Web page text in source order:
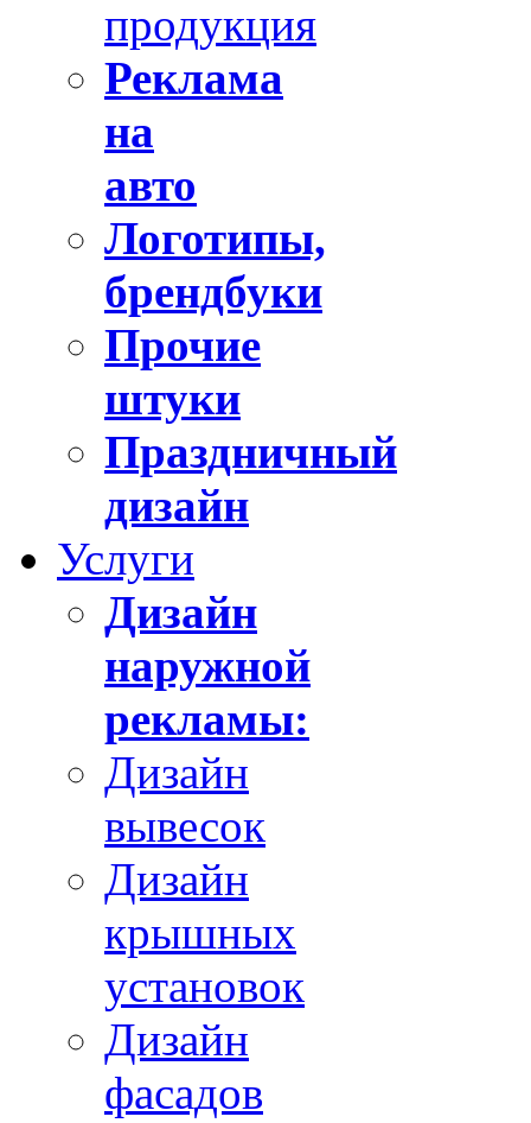
продукция
Реклама
на
авто
Логотипы,
брендбуки
Прочие
штуки
Праздничный
дизайн
Услуги
Дизайн
наружной
рекламы:
Дизайн
вывесок
Дизайн
крышных
установок
Дизайн
фасадов